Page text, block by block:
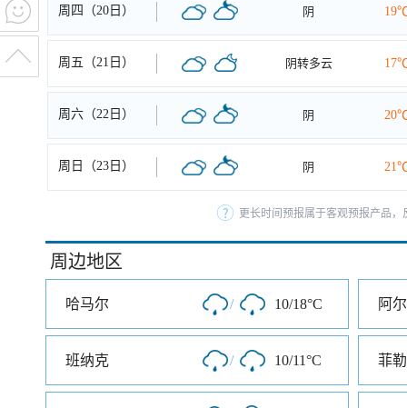
周四（20日） 阴
周五（21日） 阴转多云
周六（22日） 阴
周日（23日） 阴
更长时间预报属于客观预报产品
周边地区
哈马尔 / 10/18°C 阿
班纳克 / 10/11°C 菲